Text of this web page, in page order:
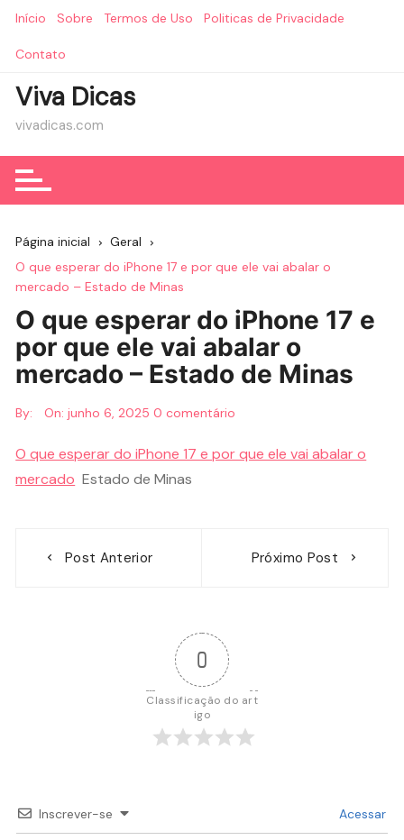
Início Sobre Termos de Uso Politicas de Privacidade
Contato
Viva Dicas
vivadicas.com
Página inicial
Geral
O que esperar do iPhone 17 e por que ele vai abalar o
mercado – Estado de Minas
O que esperar do iPhone 17 e
por que ele vai abalar o
mercado – Estado de Minas
By: On:junho 6, 2025 0 comentário
O que esperar do iPhone 17 e por que ele vai abalar o
mercado Estado de Minas
Post Anterior Próximo Post
0
Classificação do art
igo
Inscrever-se Acessar